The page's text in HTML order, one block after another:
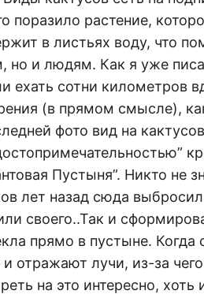
поразило растение,
в листьях воду, что
но и людям. Как я уже
ехать сотни километров
(в прямом смысле),
фото вид на
Пустыня”. Никто не
лет назад сюда
своего..Так и
прямо в пустыне.
отражают лучи, из-за
на это интересно,